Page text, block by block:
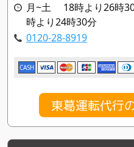
月~土 18時より26時
時より24時30分
0120-28-8919
CASH
東葛運転代行